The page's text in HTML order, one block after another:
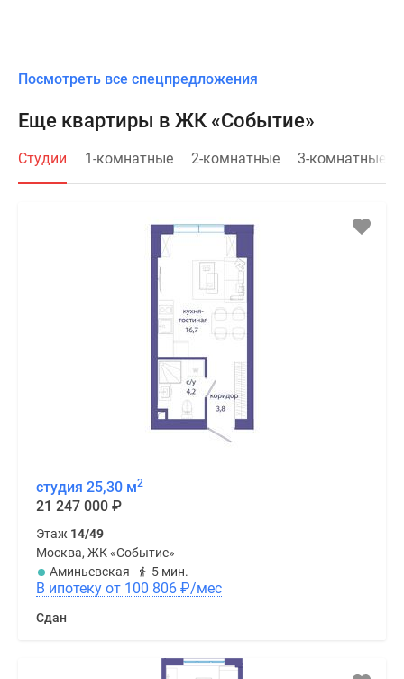
Посмотреть все спецпредложения
Еще квартиры в ЖК «Событие»
Студии 1-комнатные 2-комнатные 3-комнатные
студия 25,30 м2
21 247 000 ₽
Этаж 14/49
Москва, ЖК «Событие»
Аминьевская
5 мин.
В ипотеку от 100 806 ₽/мес
Сдан